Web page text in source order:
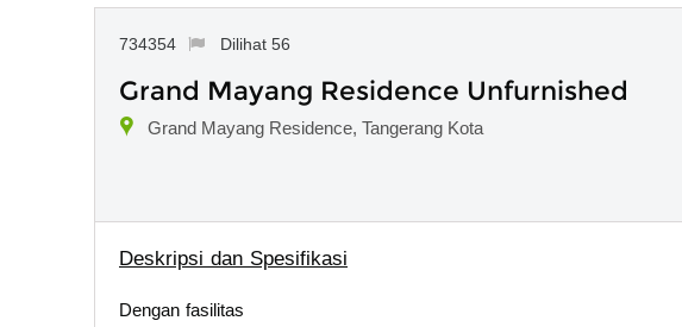
734354 Dilihat 56
Grand Mayang Residence Unfurnished
Grand Mayang Residence, Tangerang Kota
Deskripsi dan Spesifikasi
Dengan fasilitas